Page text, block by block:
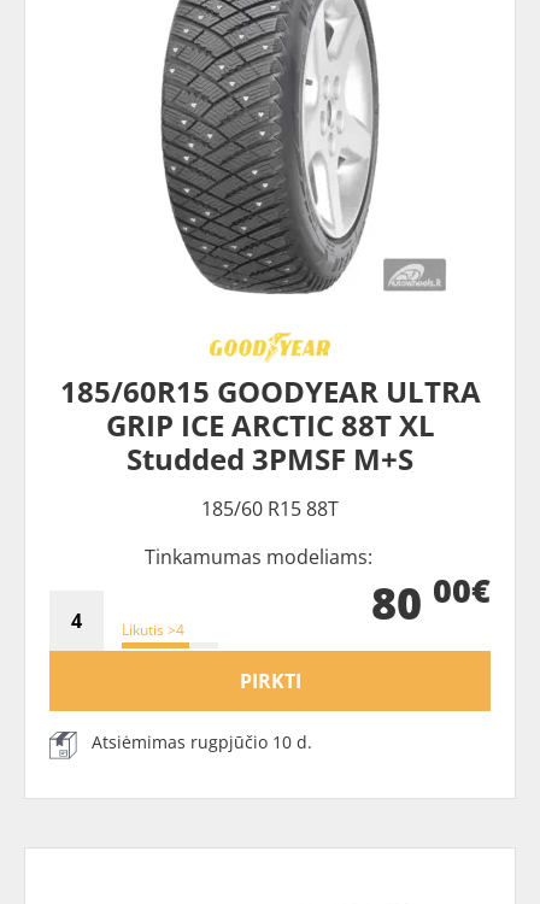
185/60R15 GOODYEAR ULTRA
GRIP ICE ARCTIC 88T XL
Studded 3PMSF M+S
185/60 R15 88T
Tinkamumas modeliams:
Likutis >4 80 00€
PIRKTI
Atsiėmimas rugpjūčio 10 d.